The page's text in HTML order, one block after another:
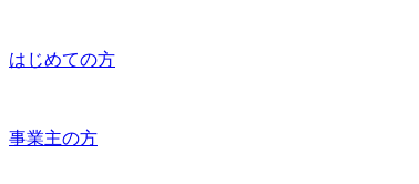
はじめての方
事業主の方